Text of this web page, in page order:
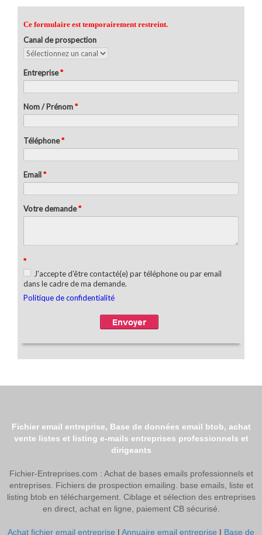
Fichier email entreprise, Base de données email btob, achat
vente listes et listing e-mails entreprises professionnels et
dirigeants
Fichier-Entreprises.com : Achat de bases emails professionnels et
entreprises. Fichiers de prospection emailing. base emails, liste et
listing btob en téléchargement. Ciblage et sélection des entreprises
en direct, achat en ligne, paiement CB sécurisé.
Achat fichier email entreprise | Annuaire email entreprise | Base de